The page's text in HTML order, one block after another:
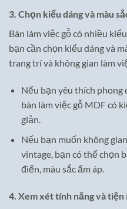
3. Chọn kiểu dáng và màu
Bàn làm việc gỗ có nhiều
bạn cần chọn kiểu dáng và
trang trí và không gian làm
Nếu bạn yêu thích phong
bàn làm việc gỗ MDF có
giản.
Nếu bạn muốn không
vintage, bạn có thể chọn
điển, màu sắc ấm áp.
4. Xem xét tính năng và tiện